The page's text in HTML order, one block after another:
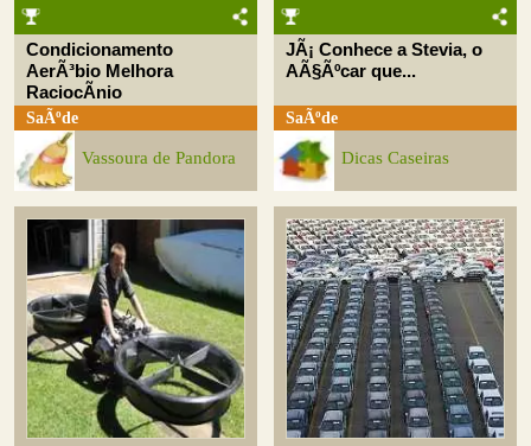
Condicionamento
AerÃ³bio Melhora
RaciocÃ­nio
SaÃºde
Vassoura de Pandora
JÃ¡ Conhece a Stevia, o
AÃ§Ãºcar que...
SaÃºde
Dicas Caseiras